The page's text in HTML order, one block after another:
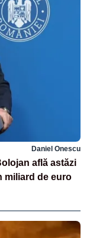
Daniel Onescu
află astăzi
miliard de euro